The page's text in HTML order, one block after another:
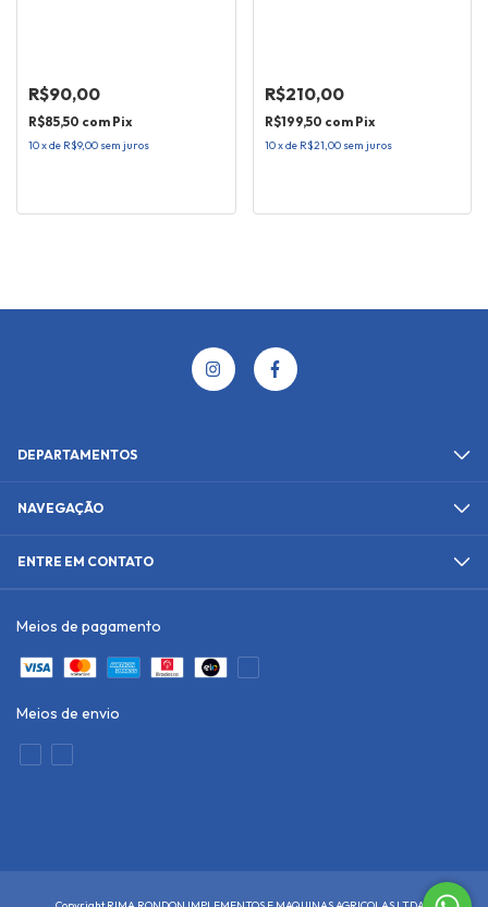
R$90,00
R$85,50 com Pix
10xde R$9,00 sem juros
R$210,00
R$199,50 com Pix
10xde R$21,00 sem juros
DEPARTAMENTOS
NAVEGAÇÃO
ENTRE EM CONTATO
Meios de pagamento
Meios de envio